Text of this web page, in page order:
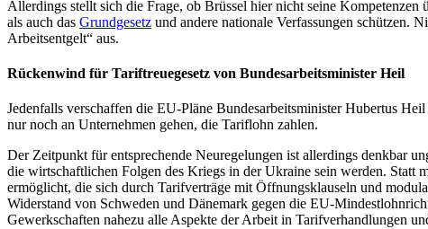
Allerdings stellt sich die Frage, ob Brüssel hier nicht seine
als auch das Grundgesetz und andere nationale Verfassungen schützen.
Arbeitsentgelt“ aus.
Rückenwind für Tariftreuegesetz von Bundesarbeitsminister Heil
Jedenfalls verschaffen die EU-Pläne Bundesarbeitsminister Hubertus
nur noch an Unternehmen gehen, die Tariflohn zahlen.
Der Zeitpunkt für entsprechende Neuregelungen ist allerdings denkbar
die wirtschaftlichen Folgen des Kriegs in der Ukraine sein werden. Statt
ermöglicht, die sich durch Tarifverträge mit Öffnungsklauseln und
Widerstand von Schweden und Dänemark gegen die EU-
Gewerkschaften nahezu alle Aspekte der Arbeit in Tarifverhandlungen